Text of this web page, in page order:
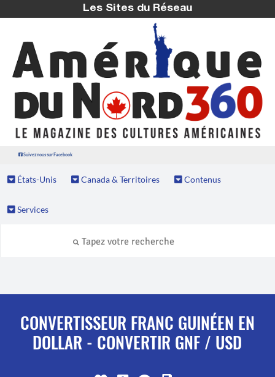
Les Sites du Réseau
Suivez nous sur Facebook
États-Unis Canada & Territoires Contenus
Services
CONVERTISSEUR FRANC GUINÉEN EN
DOLLAR - CONVERTIR GNF / USD